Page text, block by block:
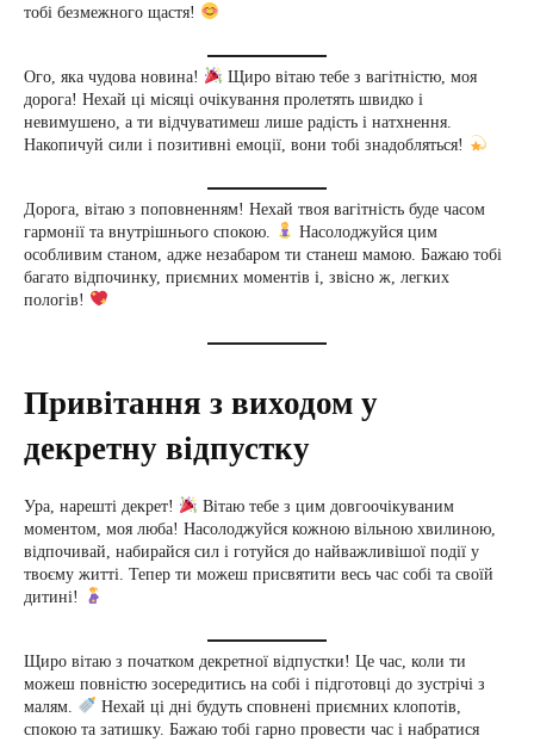
тобі безмежного щастя!
Ого, яка чудова новина!
Щиро вітаю тебе з вагітністю, моя
дорога! Нехай ці місяці очікування пролетять швидко і
невимушено, а ти відчуватимеш лише радість і натхнення.
Накопичуй сили і позитивні емоції, вони тобі знадобляться!
Дорога, вітаю з поповненням! Нехай твоя вагітність буде часом
гармонії та внутрішнього спокою.
Насолоджуйся цим
особливим станом, адже незабаром ти станеш мамою. Бажаю тобі
багато відпочинку, приємних моментів і, звісно ж, легких
пологів!
Привітання з виходом у
декретну відпустку
Ура, нарешті декрет!
Вітаю тебе з цим довгоочікуваним
моментом, моя люба! Насолоджуйся кожною вільною хвилиною,
відпочивай, набирайся сил і готуйся до найважливішої події у
твоєму житті. Тепер ти можеш присвятити весь час собі та своїй
дитині!
Щиро вітаю з початком декретної відпустки! Це час, коли ти
можеш повністю зосередитись на собі і підготовці до зустрічі з
малям.
Нехай ці дні будуть сповнені приємних клопотів,
спокою та затишку. Бажаю тобі гарно провести час і набратися